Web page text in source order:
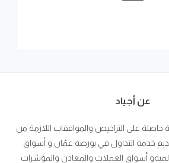
عن أجياد
حاصلة على التراخيص والموافقات اللازمة من
خدمة التداول في بورصة عمّان و أسواق
أسواق العملات والمعادن والمؤشرات